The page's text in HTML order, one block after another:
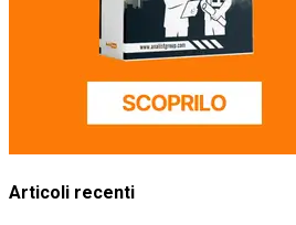
Articoli recenti